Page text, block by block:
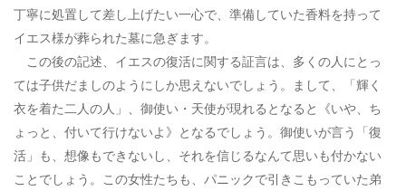
丁寧に処置して差し上げたい一心で、準備していた香料を持って
イエス様が葬られた墓に急ぎます。
この後の記述、イエスの復活に関する証言は、多くの人にとっ
ては子供だましのようにしか思えないでしょう。まして、「輝く
衣を着た二人の人」、御使い・天使が現れるとなると《いや、ち
ょっと、付いて行けないよ》となるでしょう。御使いが言う「復
活」も、想像もできないし、それを信じるなんて思いも付かない
ことでしょう。この女性たちも、パニックで引きこもっていた弟